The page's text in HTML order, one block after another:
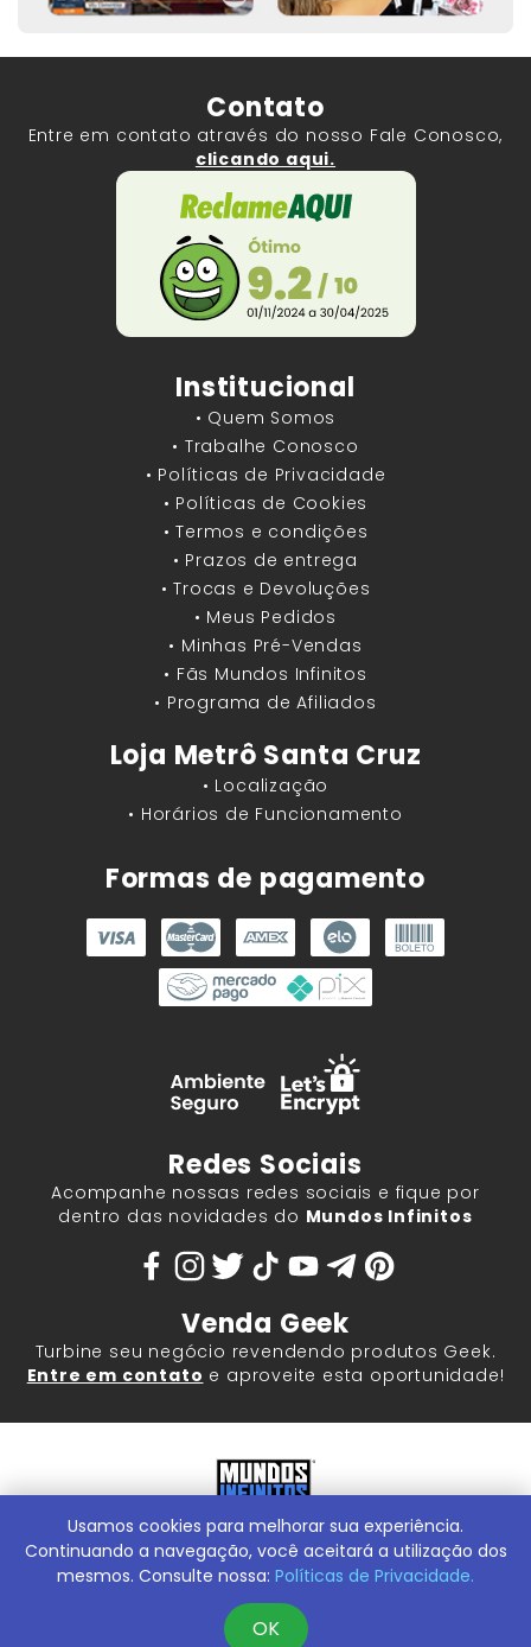
Contato
Entre em contato através do nosso Fale Conosco,
clicando aqui.
Institucional
• Quem Somos
• Trabalhe Conosco
• Políticas de Privacidade
• Políticas de Cookies
• Termos e condições
• Prazos de entrega
• Trocas e Devoluções
• Meus Pedidos
• Minhas Pré-Vendas
• Fãs Mundos Infinitos
• Programa de Afiliados
Loja Metrô Santa Cruz
• Localização
• Horários de Funcionamento
Formas de pagamento
Redes Sociais
Acompanhe nossas redes sociais e fique por
dentro das novidades do Mundos Infinitos
Venda Geek
Turbine seu negócio revendendo produtos Geek.
Entre em contato e aproveite esta oportunidade!
Mundos Infinitos - Publicações e Geek Store |ContentStuff
Publicações e Assinaturas Ltda. CNPJ - 05.859.917/0001-60.
Conheça nossa Loja Física:Rua Machado Bitencourt, 291 -
Usamos cookies para melhorar sua experiência.
Continuando a navegação, você aceitará a utilização dos
mesmos. Consulte nossa: Políticas de Privacidade.
OK